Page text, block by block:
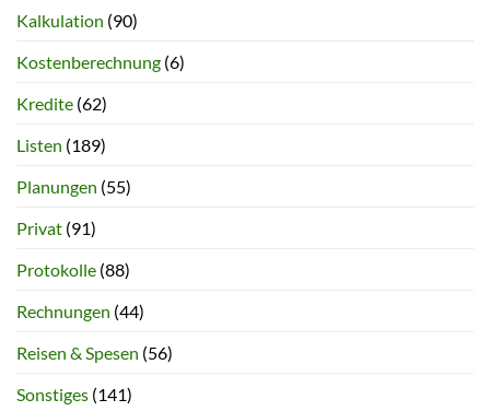
Kalkulation (90)
Kostenberechnung (6)
Kredite (62)
Listen (189)
Planungen (55)
Privat (91)
Protokolle (88)
Rechnungen (44)
Reisen & Spesen (56)
Sonstiges (141)